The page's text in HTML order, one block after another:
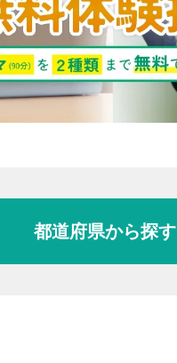
都道府県から探す